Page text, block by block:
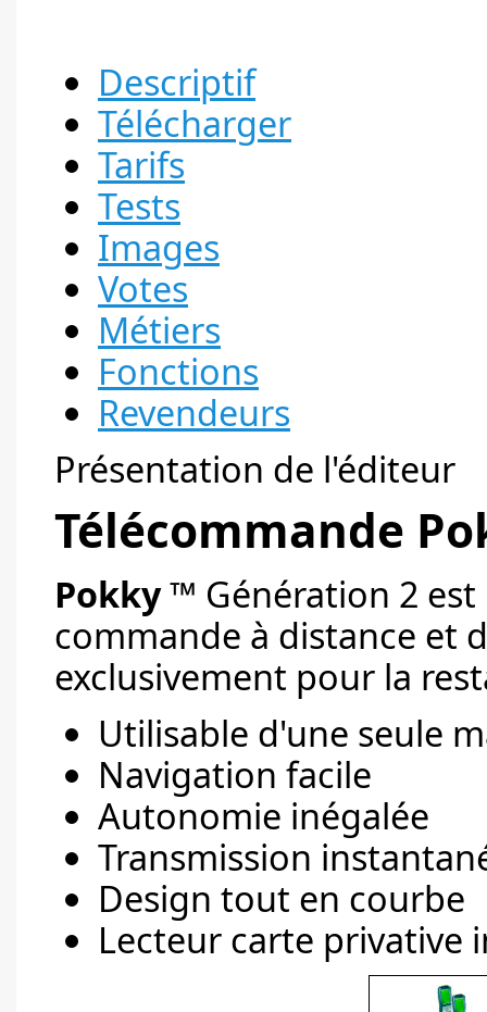
Descriptif
Télécharger
Tarifs
Tests
Images
Votes
Métiers
Fonctions
Revendeurs
Présentation de l'éditeur
Télécommande
Pokky™ Génération 2 est
commande à distance et
exclusivement pour la
Utilisable d'une seule
Navigation facile
Autonomie inégalée
Transmission
Design tout en courbe
Lecteur carte privative